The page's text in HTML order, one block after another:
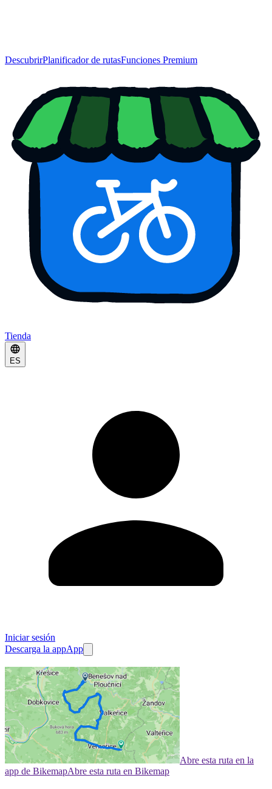
DescubrirPlanificador de rutasFunciones Premium
Tienda
ES
Iniciar sesión
Descarga la appApp
Abre esta ruta en la
app de BikemapAbre esta ruta en Bikemap